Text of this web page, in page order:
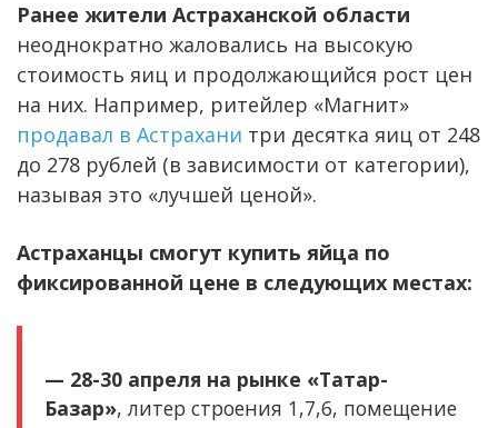
Ранее жители Астраханской области
неоднократно жаловались на высокую
стоимость яиц и продолжающийся рост цен
на них. Например, ритейлер «Магнит»
продавал в Астрахани три десятка яиц от 248
до 278 рублей (в зависимости от категории),
называя это «лучшей ценой».
Астраханцы смогут купить яйца по
фиксированной цене в следующих местах:
— 28-30 апреля на рынке «Татар-
Базар», литер строения 1,7,6, помещение